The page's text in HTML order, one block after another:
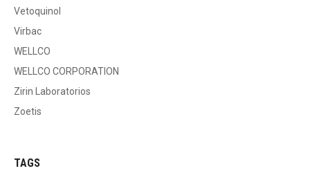
Vetoquinol
Virbac
WELLCO
WELLCO CORPORATION
Zirin Laboratorios
Zoetis
TAGS